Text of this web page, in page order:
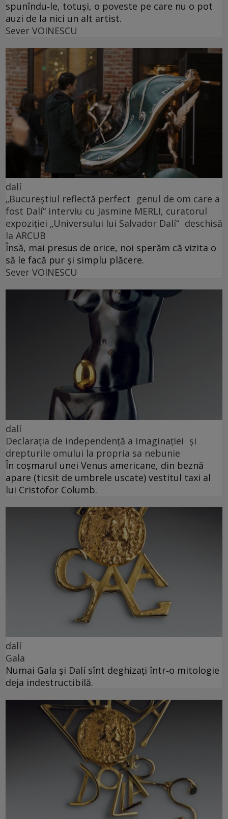
spunîndu‑le, totuși, o poveste pe care nu o pot
auzi de la nici un alt artist.
Sever VOINESCU
dalí
„Bucureștiul reflectă perfect genul de om care a
fost Dalí“ interviu cu Jasmine MERLI, curatorul
expoziției „Universului lui Salvador Dalí“ deschisă
la ARCUB
Însă, mai presus de orice, noi sperăm că vizita o
să le facă pur și simplu plăcere.
Sever VOINESCU
dalí
Declarația de independență a imaginației și
drepturile omului la propria sa nebunie
În coșmarul unei Venus americane, din beznă
apare (ticsit de umbrele uscate) vestitul taxi al
lui Cristofor Columb.
dalí
Gala
Numai Gala și Dalí sînt deghizați într‑o mitologie
deja indestructibilă.